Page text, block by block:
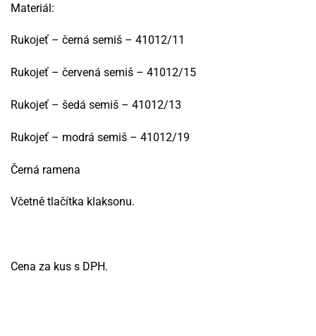
Materiál:
Rukojeť – černá semiš – 41012/11
Rukojeť – červená semiš – 41012/15
Rukojeť – šedá semiš – 41012/13
Rukojeť – modrá semiš – 41012/19
Černá ramena
Včetně tlačítka klaksonu.
Cena za kus s DPH.